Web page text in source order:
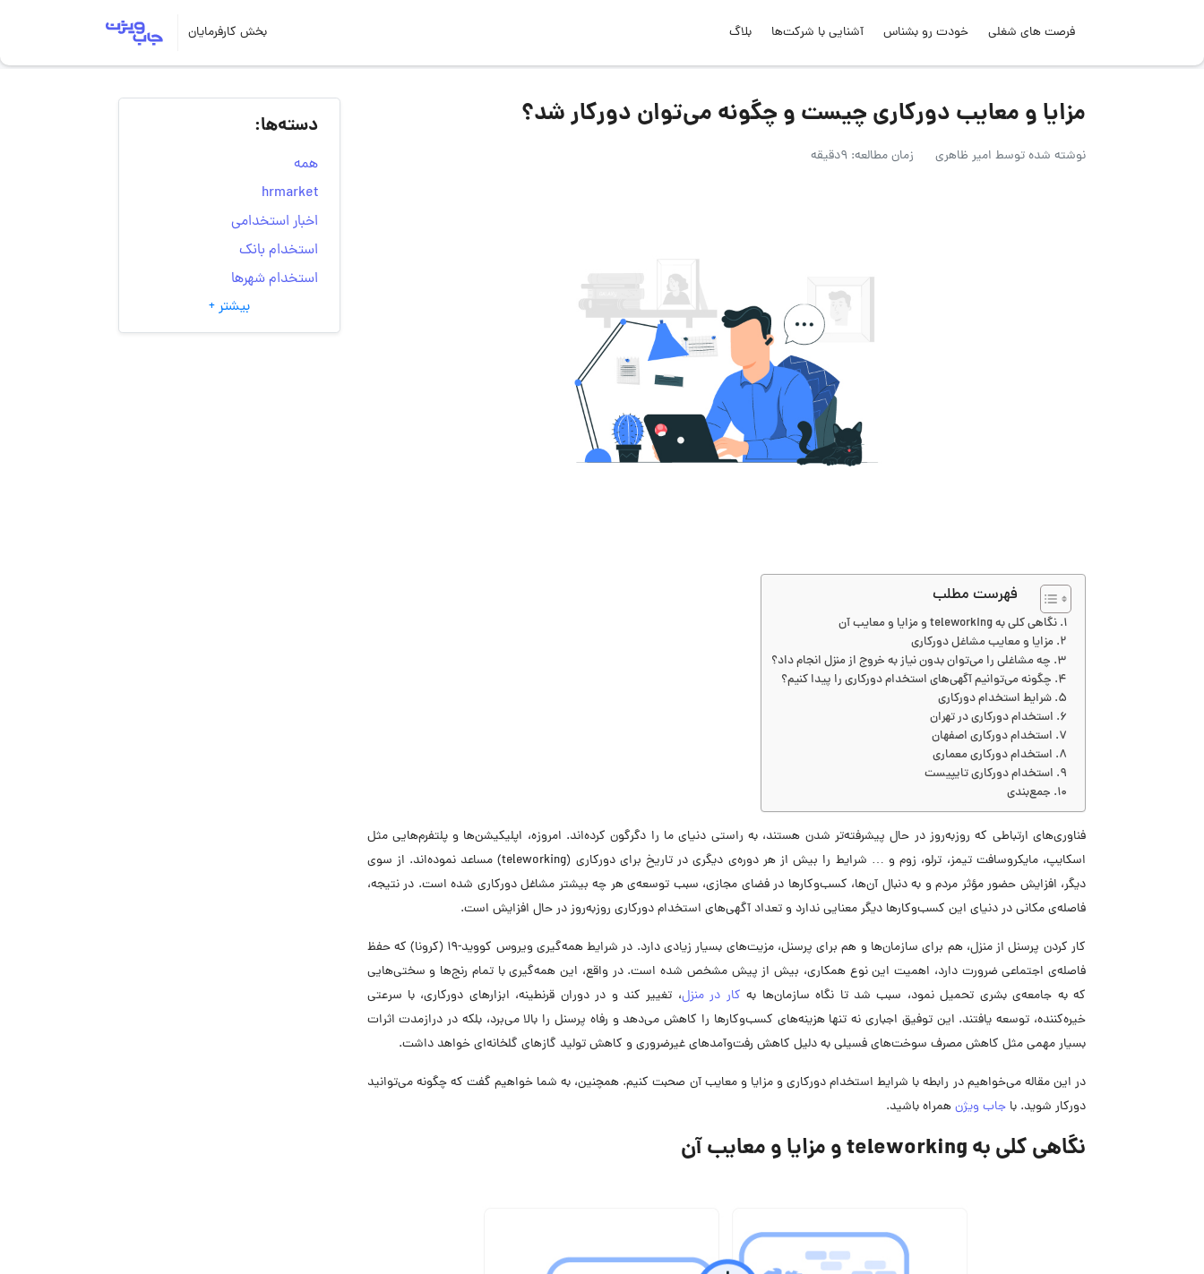
فرصت های شغلی خودت رو بشناس آشنایی با شرکت‌ها بلاگ بخش کارفرمایان
مزایا و معایب دورکاری چیست و چگونه می‌توان دورکار شد؟
نوشته شده توسط امیر ظاهری زمان مطالعه: 9دقیقه
فهرست مطلب
نگاهی کلی به teleworking و مزایا و معایب آن
مزایا و معایب مشاغل دورکاری
چه مشاغلی را می‌توان بدون نیاز به خروج از منزل انجام داد؟
چگونه می‌توانیم آگهی‌های استخدام دورکاری را پیدا کنیم؟
شرایط استخدام دورکاری
استخدام دورکاری در تهران
استخدام دورکاری اصفهان
استخدام دورکاری معماری
استخدام دورکاری تایپیست
جمع‌بندی
فناوری‌های ارتباطی که روز‌به‌روز در حال پیشرفته‌تر شدن هستند، به راستی دنیای ما را دگرگون کرده‌اند. امروزه، اپلیکیشن‌ها و پلتفرم‌هایی مثل
اسکایپ، مایکروسافت تیمز، ترلو، زوم و … شرایط را بیش از هر دوره‌ی دیگری در تاریخ برای دورکاری (teleworking) مساعد نموده‌اند. از سوی
دیگر، افزایش حضور مؤثر مردم و به دنبال آن‌ها، کسب‌وکارها در فضای مجازی، سبب توسعه‌ی هر چه بیشتر مشاغل دورکاری شده است. در نتیجه،
فاصله‌ی مکانی در دنیای این کسب‌وکارها دیگر معنایی ندارد و تعداد آگهی‌های استخدام دورکاری روز‌به‌روز در حال افزایش است.
کار کردن پرسنل از منزل، هم برای سازمان‌ها و هم برای پرسنل، مزیت‌های بسیار زیادی دارد. در شرایط همه‌گیری ویروس کووید-۱۹ (کرونا) که حفظ
فاصله‌ی اجتماعی ضرورت دارد، اهمیت این نوع همکاری، بیش از پیش مشخص شده است. در واقع، این همه‌گیری با تمام رنج‌ها و سختی‌هایی
که به جامعه‌ی بشری تحمیل نمود، سبب شد تا نگاه سازمان‌ها به کار در منزل، تغییر کند و در دوران قرنطینه، ابزارهای دورکاری، با سرعتی
خیره‌کننده، توسعه یافتند. این توفیق اجباری نه تنها هزینه‌های کسب‌وکارها را کاهش می‌دهد و رفاه پرسنل را بالا می‌برد، بلکه در درازمدت اثرات
بسیار مهمی مثل کاهش مصرف سوخت‌های فسیلی به دلیل کاهش رفت‌وآمدهای غیرضروری و کاهش تولید گازهای گلخانه‌ای خواهد داشت.
در این مقاله می‌خواهیم در رابطه با شرایط استخدام دورکاری و مزایا و معایب آن صحبت کنیم. همچنین، به شما خواهیم گفت که چگونه می‌توانید
دورکار شوید. با جاب ویژنهمراه باشید.
نگاهی کلی به teleworking و مزایا و معایب آن
دسته‌ها:
همه
hrmarket
اخبار استخدامی
استخدام بانک
استخدام شهرها
انتخاب مسیر شغلی
به‌روزرسانی‌های سایت
بیشتر +